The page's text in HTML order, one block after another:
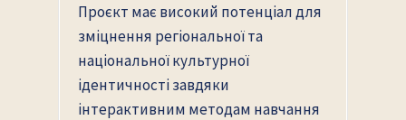
Проєкт має високий потенціал для
зміцнення регіональної та
національної культурної
ідентичності завдяки
інтерактивним методам навчання